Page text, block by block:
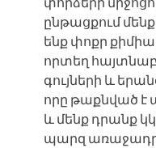
ընթացքում
ենք փոքր
որտեղ
գույների և
որը թաքնված է
և մենք դրանք
պարզ